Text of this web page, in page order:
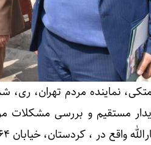
نماینده مردم تهران،
مستقیم و بررسی مشکلات
، کردستان، خیابان 64 غربی، شهرک والفجر، کوچه نهم حضور خواهد داشت.